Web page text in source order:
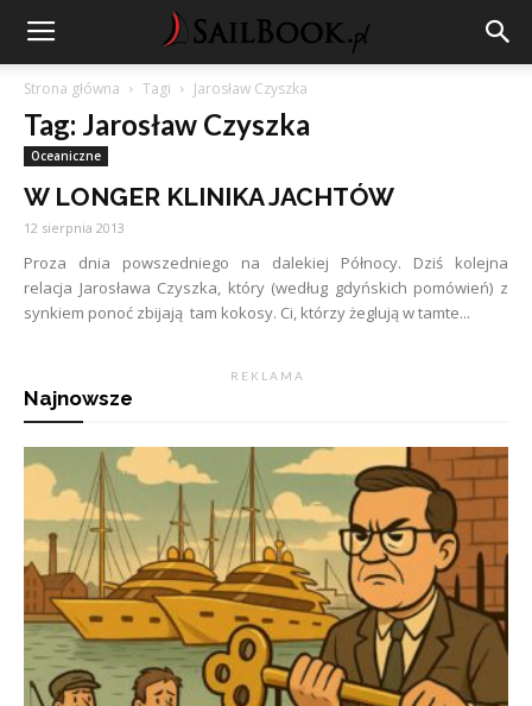
Strona główna Tagi Jarosław Czyszka
Tag: Jarosław Czyszka
Oceaniczne
W LONGER KLINIKA JACHTÓW
12 sierpnia 2013
Proza dnia powszedniego na dalekiej Północy. Dziś kolejna
relacja Jarosława Czyszka, który (według gdyńskich pomówień) z
synkiem ponoć zbijają tam kokosy. Ci, którzy żeglują w tamte...
R E K L A M A
Najnowsze